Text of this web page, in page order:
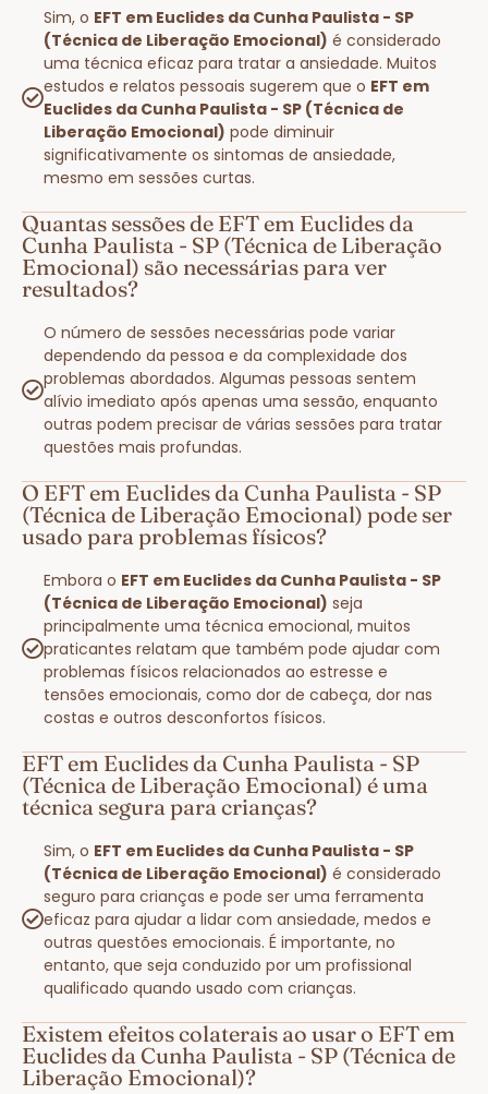
Sim, o EFT em Euclides da Cunha Paulista - SP
(Técnica de Liberação Emocional) é considerado
uma técnica eficaz para tratar a ansiedade. Muitos
estudos e relatos pessoais sugerem que o EFT em
Euclides da Cunha Paulista - SP (Técnica de
Liberação Emocional) pode diminuir
significativamente os sintomas de ansiedade,
mesmo em sessões curtas.
Quantas sessões de EFT em Euclides da
Cunha Paulista - SP (Técnica de Liberação
Emocional) são necessárias para ver
resultados?
O número de sessões necessárias pode variar
dependendo da pessoa e da complexidade dos
problemas abordados. Algumas pessoas sentem
alívio imediato após apenas uma sessão, enquanto
outras podem precisar de várias sessões para tratar
questões mais profundas.
O EFT em Euclides da Cunha Paulista - SP
(Técnica de Liberação Emocional) pode ser
usado para problemas físicos?
Embora o EFT em Euclides da Cunha Paulista - SP
(Técnica de Liberação Emocional) seja
principalmente uma técnica emocional, muitos
praticantes relatam que também pode ajudar com
problemas físicos relacionados ao estresse e
tensões emocionais, como dor de cabeça, dor nas
costas e outros desconfortos físicos.
EFT em Euclides da Cunha Paulista - SP
(Técnica de Liberação Emocional) é uma
técnica segura para crianças?
Sim, o EFT em Euclides da Cunha Paulista - SP
(Técnica de Liberação Emocional) é considerado
seguro para crianças e pode ser uma ferramenta
eficaz para ajudar a lidar com ansiedade, medos e
outras questões emocionais. É importante, no
entanto, que seja conduzido por um profissional
qualificado quando usado com crianças.
Existem efeitos colaterais ao usar o EFT em
Euclides da Cunha Paulista - SP (Técnica de
Liberação Emocional)?